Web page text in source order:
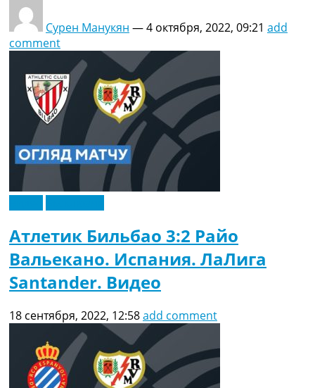
Сурен Манукян —4 октября, 2022, 09:21 add
comment
Атлетик Бильбао 3:2 Райо
Вальекано. Испания. ЛаЛига
Santander. Видео
18 сентября, 2022, 12:58add comment